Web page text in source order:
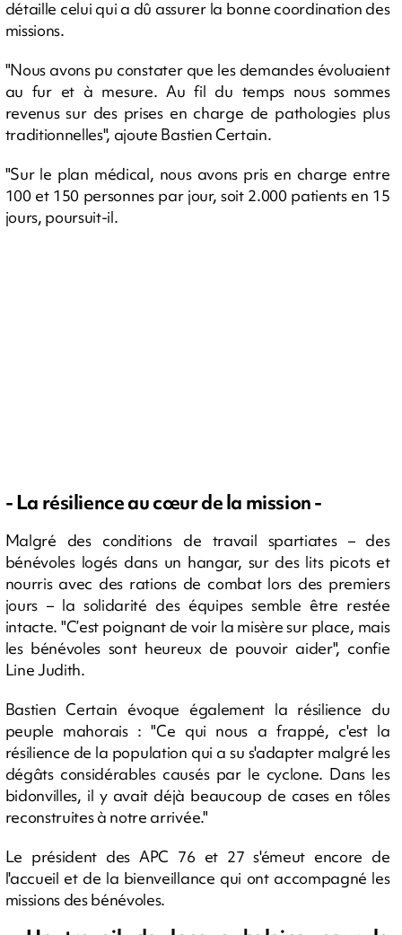
détaille celui qui a dû assurer la bonne coordination des
missions.
"Nous avons pu constater que les demandes évoluaient
au fur et à mesure. Au fil du temps nous sommes
revenus sur des prises en charge de pathologies plus
traditionnelles", ajoute Bastien Certain.
"Sur le plan médical, nous avons pris en charge entre
100 et 150 personnes par jour, soit 2.000 patients en 15
jours, poursuit-il.
- La résilience au cœur de la mission -
Malgré des conditions de travail spartiates – des
bénévoles logés dans un hangar, sur des lits picots et
nourris avec des rations de combat lors des premiers
jours – la solidarité des équipes semble être restée
intacte. "C’est poignant de voir la misère sur place, mais
les bénévoles sont heureux de pouvoir aider", confie
Line Judith.
Bastien Certain évoque également la résilience du
peuple mahorais : "Ce qui nous a frappé, c'est la
résilience de la population qui a su s'adapter malgré les
dégâts considérables causés par le cyclone. Dans les
bidonvilles, il y avait déjà beaucoup de cases en tôles
reconstruites à notre arrivée."
Le président des APC 76 et 27 s'émeut encore de
l'accueil et de la bienveillance qui ont accompagné les
missions des bénévoles.